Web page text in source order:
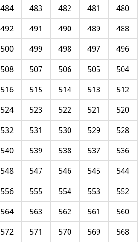
480
481
482
483
484
488
489
490
491
492
496
497
498
499
500
504
505
506
507
508
512
513
514
515
516
520
521
522
523
524
528
529
530
531
532
536
537
538
539
540
544
545
546
547
548
552
553
554
555
556
560
561
562
563
564
568
569
570
571
572